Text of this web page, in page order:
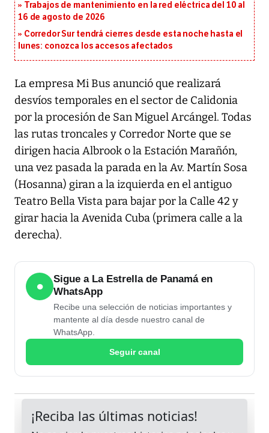
Trabajos de mantenimiento en la red eléctrica del 10 al
16 de agosto de 2026
Corredor Sur tendrá cierres desde esta noche hasta el
lunes: conozca los accesos afectados
La empresa Mi Bus anunció que realizará
desvíos temporales en el sector de Calidonia
por la procesión de San Miguel Arcángel. Todas
las rutas troncales y Corredor Norte que se
dirigen hacia Albrook o la Estación Marañón,
una vez pasada la parada en la Av. Martín Sosa
(Hosanna) giran a la izquierda en el antiguo
Teatro Bella Vista para bajar por la Calle 42 y
girar hacia la Avenida Cuba (primera calle a la
derecha).
●
Sigue a La Estrella de Panamá en
WhatsApp
Recibe una selección de noticias importantes y
mantente al día desde nuestro canal de
WhatsApp.
Seguir canal